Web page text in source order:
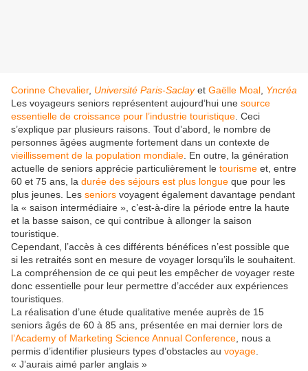
Corinne Chevalier, Université Paris-Saclayet Gaëlle Moal Yncréa
Les voyageurs seniors représentent aujourd’hui une source
essentielle de croissance pour l’industrie touristique . Ceci
s’explique par plusieurs raisons. Tout d’abord, le nombre de
personnes âgées augmente fortement dans un contexte de
vieillissement de la population mondiale . En outre, la génération
actuelle de seniors apprécie particulièrement le tourisme et, entre
60 et 75 ans, la durée des séjours est plus longue que pour les
plus jeunes. Les seniors voyagent également davantage pendant
la « saison intermédiaire », c’est-à-dire la période entre la haute
et la basse saison, ce qui contribue à allonger la saison
touristique.
Cependant, l’accès à ces différents bénéfices n’est possible que
si les retraités sont en mesure de voyager lorsqu’ils le souhaitent.
La compréhension de ce qui peut les empêcher de voyager reste
donc essentielle pour leur permettre d’accéder aux expériences
touristiques.
La réalisation d’une étude qualitative menée auprès de 15
seniors âgés de 60 à 85 ans, présentée en mai dernier lors de
l’Academy of Marketing Science Annual Conference , nous a
permis d’identifier plusieurs types d’obstacles au voyage
« J’aurais aimé parler anglais »